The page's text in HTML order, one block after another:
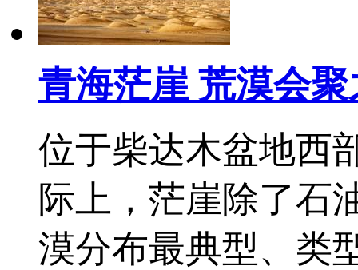
青海茫崖 荒漠会聚
位于柴达木盆地西
际上，茫崖除了石
漠分布最典型、类